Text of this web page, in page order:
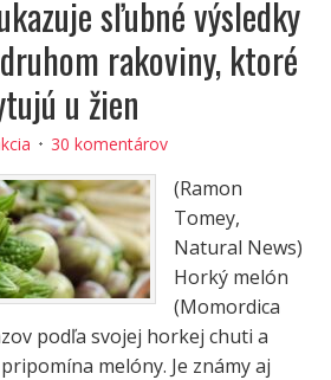
sľubné výsledky
rakoviny, ktoré
u žien
30 komentárov
(Ramon
Tomey,
Natural News)
Horký melón
(Momordica
podľa svojej horkej chuti a
melóny. Je známy aj